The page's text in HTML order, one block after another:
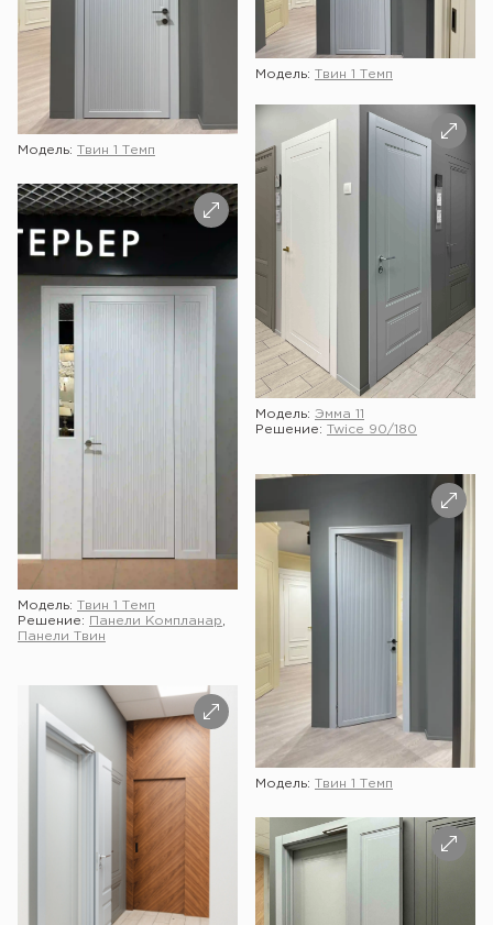
Модель: Твин 1 Темп
Модель: Твин 1 Темп
Модель: Эмма 11
Решение: Twice 90/180
Модель: Твин 1 Темп
Решение:
Панели Компланар
Панели Твин
Модель: Твин 1 Темп